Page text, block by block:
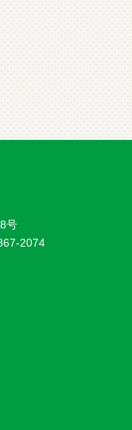
号
2074